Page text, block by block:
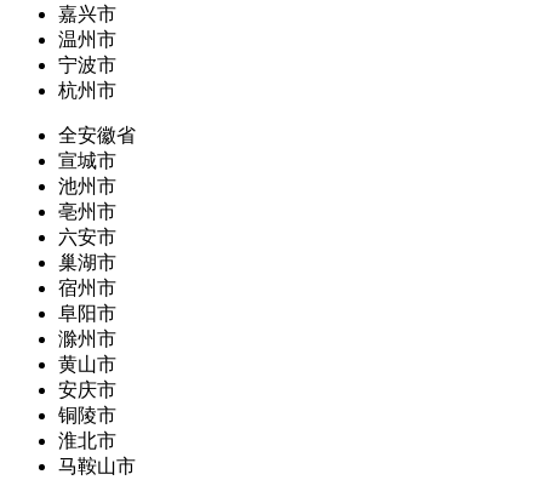
嘉兴市
温州市
宁波市
杭州市
全安徽省
宣城市
池州市
亳州市
六安市
巢湖市
宿州市
阜阳市
滁州市
黄山市
安庆市
铜陵市
淮北市
马鞍山市